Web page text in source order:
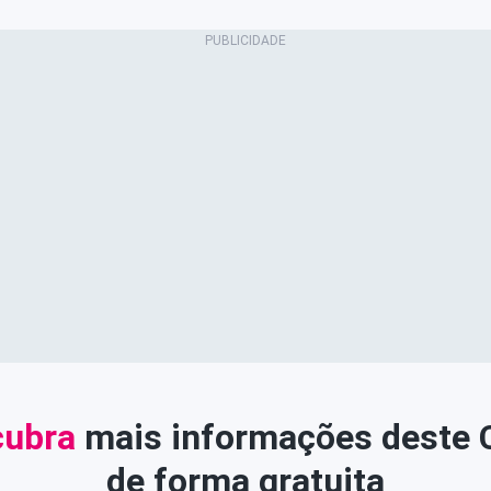
mais informações deste
de forma gratuita